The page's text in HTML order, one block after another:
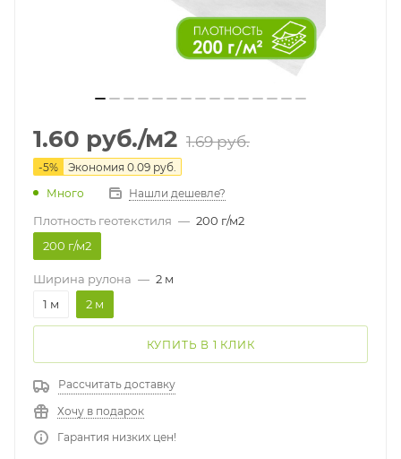
1.60 руб./м2 1.69руб.
-5% Экономия 0.09 руб.
Много
Нашли дешевле?
Плотность геотекстиля — 200 г/м2
200 г/м2
Ширина рулона — 2 м
1 м
2 м
КУПИТЬ В 1 КЛИК
Рассчитать доставку
Хочу в подарок
Гарантия низких цен!